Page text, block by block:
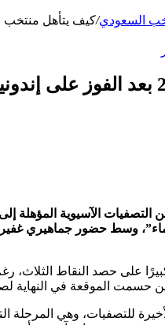
السعودي/
ملعب “الإنماء”، وسط حضور
على حصد النقاط الثلاث،
حسمت الموقعة في النهاية
للتصفيات، وهي المرحلة